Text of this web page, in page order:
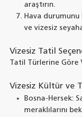
araştırın.
Hava durumunu
ve vizesiz
Vizesiz Tatil
Tatil Türlerine Göre
Vizesiz Kültür ve
Bosna-Hersek:
meraklılarını